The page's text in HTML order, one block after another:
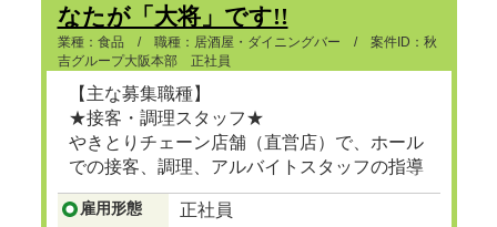
なたが「大将」です!!
業種：食品 / 職種：居酒屋・ダイニングバー / 案件ID：秋
吉グループ大阪本部 正社員
【主な募集職種】
★接客・調理スタッフ★
やきとりチェーン店舗（直営店）で、ホール
での接客、調理、アルバイトスタッフの指導
等。
...つづきを見る
雇用形態 正社員